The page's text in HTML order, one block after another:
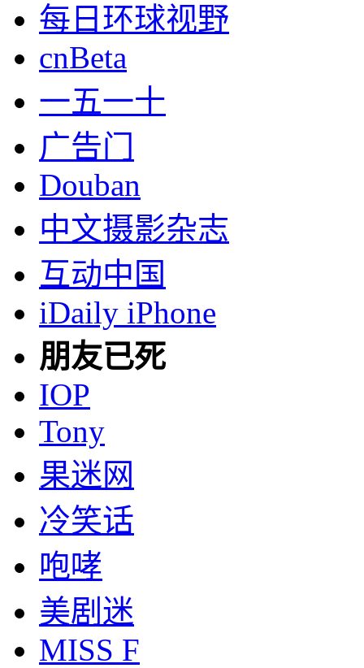
每日环球视野
cnBeta
一五一十
广告门
Douban
中文摄影杂志
互动中国
iDaily iPhone
朋友已死
IOP
Tony
果迷网
冷笑话
咆哮
美剧迷
MISS F